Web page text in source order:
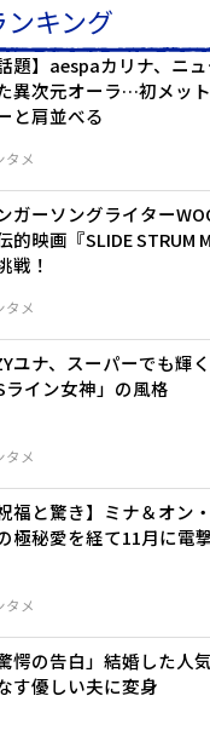
ンキング
タメ
話題】aespaカリナ、ニ
異次元オーラ…初メッ
と肩並べる
タメ
ガーソングライター
的映画『SLIDE STRUM
戦！
タメ
ユナ、スーパーでも輝
Sライン女神」の風格
タメ
祝福と驚き】ミナ＆オン
極秘愛を経て11月に電
驚愕の告白」結婚した人
す優しい夫に変身